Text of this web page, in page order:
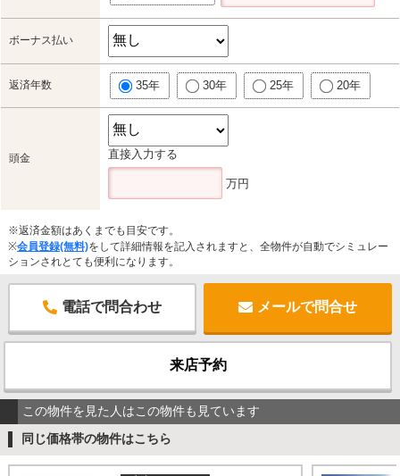
ボーナス払い
返済年数 35年 30年 25年 20年
頭金 直接入力する
万円
※返済金額はあくまでも目安です。
※会員登録(無料)をして詳細情報を記入されますと、全物件が自動でシミュレー
ションされとても便利になります。
電話で問合わせ メールで問合せ
来店予約
この物件を見た人はこの物件も見ています
同じ価格帯の物件はこちら